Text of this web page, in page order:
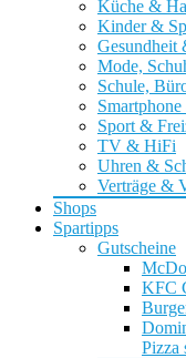
Küche &
Kinder &
Gesundheit
Mode,
Schule,
Sport &
TV & HiFi
Uhren &
Verträge &
Shops
Spartipps
Gutscheine
KFC
Pizza